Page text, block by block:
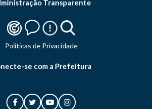
Transparente
Politicas de Privacidade
se com a Prefeitura